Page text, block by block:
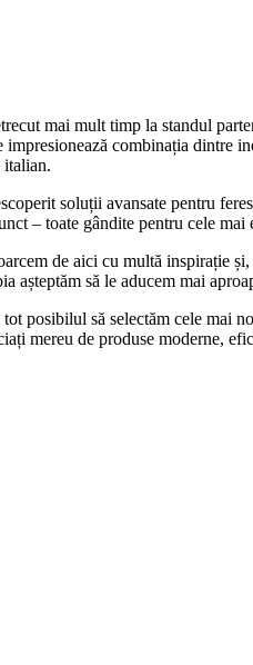
mai mult timp la standul
impresionează combinația dintre
soluții avansate pentru
– toate gândite pentru cele mai
de aici cu multă inspirație
așteptăm să le aducem mai
tot posibilul să selectăm cele mai
mereu de produse moderne,